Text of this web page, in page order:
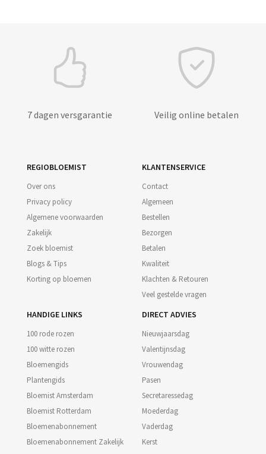
7 dagen versgarantie Veilig online betalen
REGIOBLOEMIST
Over ons
Privacy policy
Algemene voorwaarden
Zakelijk
Zoek bloemist
Blogs & Tips
Korting op bloemen
KLANTENSERVICE
Contact
Algemeen
Bestellen
Bezorgen
Betalen
Kwaliteit
Klachten & Retouren
Veel gestelde vragen
HANDIGE LINKS
100 rode rozen
100 witte rozen
Bloemengids
Plantengids
Bloemist Amsterdam
Bloemist Rotterdam
Bloemenabonnement
Bloemenabonnement Zakelijk
DIRECT ADVIES
Nieuwjaarsdag
Valentijnsdag
Vrouwendag
Pasen
Secretaressedag
Moederdag
Vaderdag
Kerst